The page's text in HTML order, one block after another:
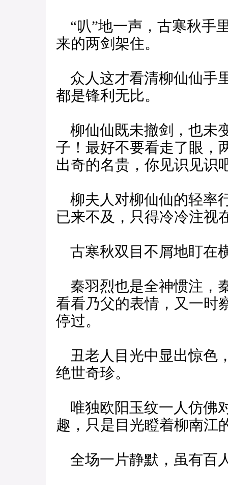
“叭”地一声，古寒秋手
来的两剑架住。
众人这才看清柳仙仙手
都是锋利无比。
柳仙仙既未撤剑，也未
子！最好不要看走了眼，
出奇的名贵，你见识见识
柳夫人对柳仙仙的轻率
已来不及，只得冷冷注视
古寒秋双目不屑地盯在
秦羽烈也是全神惯注，
看看乃父的表情，又一时
停过。
丑老人目光中显出惊色
绝世奇珍。
唯独欧阳玉纹一人仿佛
趣，只是目光瞪着柳南江
全场一片静默，虽有百